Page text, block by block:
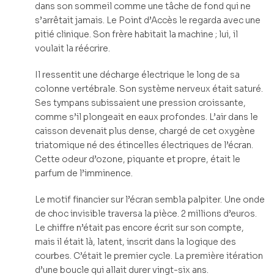
dans son sommeil comme une tâche de fond qui ne
s’arrêtait jamais. Le Point d’Accès le regarda avec une
pitié clinique. Son frère habitait la machine ; lui, il
voulait la réécrire.
Il ressentit une décharge électrique le long de sa
colonne vertébrale. Son système nerveux était saturé.
Ses tympans subissaient une pression croissante,
comme s’il plongeait en eaux profondes. L’air dans le
caisson devenait plus dense, chargé de cet oxygène
triatomique né des étincelles électriques de l’écran.
Cette odeur d’ozone, piquante et propre, était le
parfum de l’imminence.
Le motif financier sur l’écran sembla palpiter. Une onde
de choc invisible traversa la pièce. 2 millions d’euros.
Le chiffre n’était pas encore écrit sur son compte,
mais il était là, latent, inscrit dans la logique des
courbes. C’était le premier cycle. La première itération
d’une boucle qui allait durer vingt-six ans.